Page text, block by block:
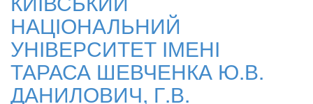
НАЦІОНАЛЬНИЙ
УНІВЕРСИТЕТ ІМЕНІ
ТАРАСА ШЕВЧЕНКА Ю.В.
ДАНИЛОВИЧ, Г.В.